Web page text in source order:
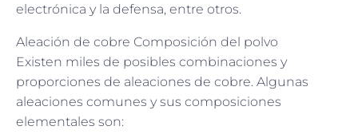
electrónica y la defensa, entre otros.
Aleación de cobre Composición del polvo
Existen miles de posibles combinaciones y
proporciones de aleaciones de cobre. Algunas
aleaciones comunes y sus composiciones
elementales son: